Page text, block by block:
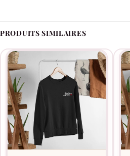
PRODUITS SIMILAIRES